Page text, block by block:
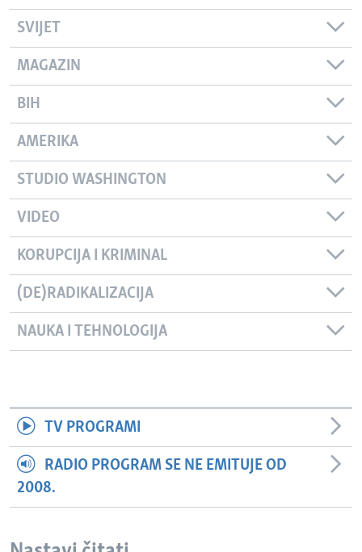
SVIJET
MAGAZIN
BIH
AMERIKA
STUDIO WASHINGTON
VIDEO
KORUPCIJA I KRIMINAL
(DE)RADIKALIZACIJA
NAUKA I TEHNOLOGIJA
TV PROGRAMI
RADIO PROGRAM SE NE EMITUJE OD
2008.